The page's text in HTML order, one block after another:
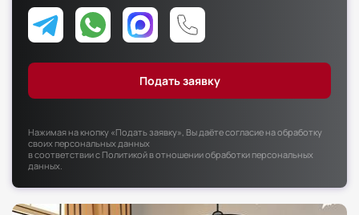
Факультет психологии
Факультет рекламы и связей с общественностью
Факультет социальной работы
Нажимая на кнопку «Подать заявку», Вы даёте согласие на обработку
своих персональных данных
в соответствии сПолитикой в отношении обработки персональных
данных.